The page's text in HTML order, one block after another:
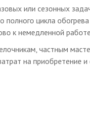
или сезонных
цикла обогрева
к немедленной
частным
на приобретение и